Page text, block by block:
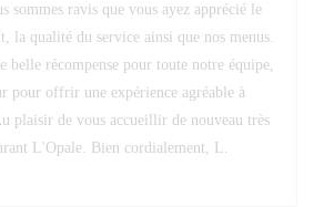
sommes ravis que vous ayez apprécié le
la qualité du service ainsi que nos menus.
belle récompense pour toute notre équipe,
pour offrir une expérience agréable à
plaisir de vous accueillir de nouveau très
L'Opale. Bien cordialement, L.